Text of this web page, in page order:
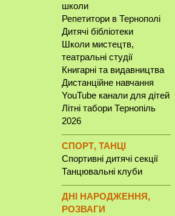
школи
Репетитори в Тернополі
Дитячі бібліотеки
Школи мистецтв,
театральні студії
Книгарні та видавництва
Дистанційне навчання
YouTube канали для дітей
Літні табори Тернопіль
2026
СПОРТ, ТАНЦІ
Спортивні дитячі секції
Танцювальні клуби
ДНІ НАРОДЖЕННЯ,
РОЗВАГИ